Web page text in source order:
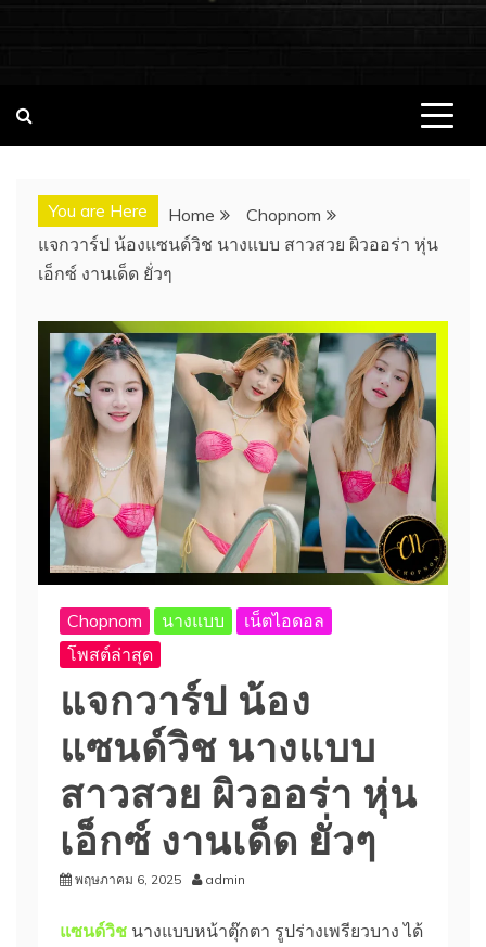
ดอล นางแบบ ONLYFANS หุ่นเอ็กซ์
You are Here Home
Chopnom
แจกวาร์ป น้องแซนด์วิช นางแบบ สาวสวย ผิวออร่า หุ่น
เอ็กซ์ งานเด็ด ยั่วๆ
Chopnom นางแบบ
เน็ตไอดอล
โพสต์ล่าสุด
แจกวาร์ป น้อง
แซนด์วิช นางแบบ
สาวสวย ผิวออร่า หุ่น
เอ็กซ์ งานเด็ด ยั่วๆ
พฤษภาคม 6, 2025 admin
แซนด์วิช นางแบบหน้าตุ๊กตา รูปร่างเพรียวบาง ได้